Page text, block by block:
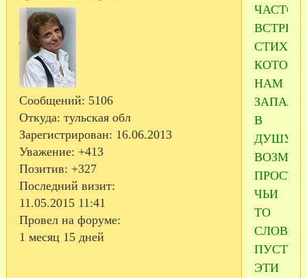
Сообщений: 5106
Откуда: тульская обл
Зарегистрирован: 16.06.2013
Уважение: +413
Позитив: +327
Последний визит:
11.05.2015 11:41
Провел на форуме:
1 месяц 15 дней
ЧАСТО
СТИХИ
НАМ
ЗАПАЛИ
В
ДУШУ
ПРОСТО
ЧЬИ
ТО
СЛОВА.
ПУСТЬ
ЭТИ